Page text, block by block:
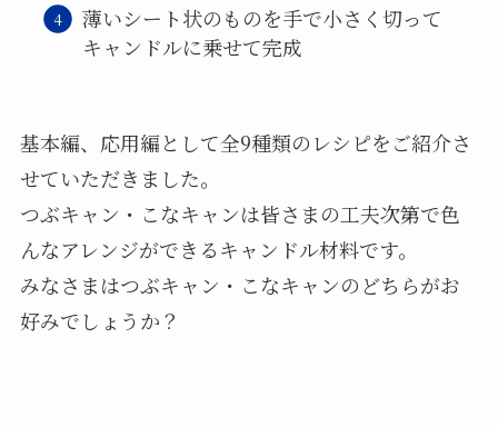
薄いシート状のものを手で小さく切って
キャンドルに乗せて完成
基本編、応用編として全9種類のレシピをご紹介さ
せていただきました。
つぶキャン・こなキャンは皆さまの工夫次第で色
んなアレンジができるキャンドル材料です。
みなさまはつぶキャン・こなキャンのどちらがお
好みでしょうか？